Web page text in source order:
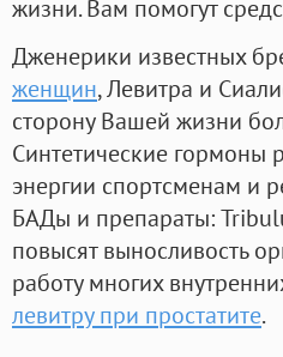
жизни. Вам помогут
Дженерики известных
женщин, Левитра и
сторону Вашей жизни
Синтетические гормоны
энергии спортсменам и
БАДы и препараты:
повысят выносливость
работу многих
левитру при простатите.